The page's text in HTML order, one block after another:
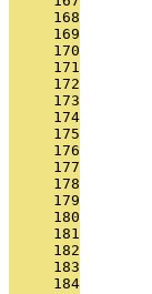
     168
     169
     170
     171
     172
     173
     174
     175
     176
     177
     178
     179
     180
     181
     182
     183
     184